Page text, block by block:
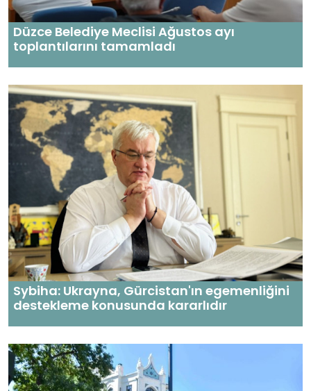
Düzce Belediye Meclisi Ağustos ayı
toplantılarını tamamladı
Sybiha: Ukrayna, Gürcistan'ın egemenliğini
destekleme konusunda kararlıdır